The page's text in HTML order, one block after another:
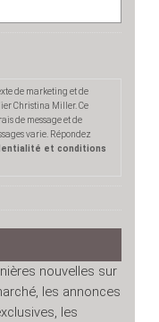
de marketing et de
Christina Miller. Ce
de message et de
varie. Répondez
et conditions
nouvelles sur
les annonces
les